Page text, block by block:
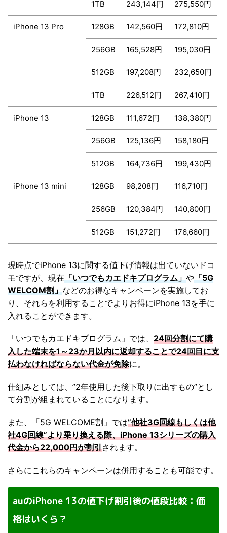
1TB 243,144円 275,550円
iPhone 13 Pro 128GB 142,560円 172,810円
256GB 165,528円 195,030円
512GB 197,208円 232,650円
1TB 226,512円 267,410円
iPhone 13 128GB 111,672円 138,380円
256GB 125,136円 158,180円
512GB 164,736円 199,430円
iPhone 13 mini 128GB 98,208円 116,710円
256GB 120,384円 140,800円
512GB 151,272円 176,660円
現時点でiPhone 13に関する値下げ情報は出ていないドコ
モですが、現在「いつでもカエドキプログラム」や「5G
WELCOM割」などのお得なキャンペーンを実施してお
り、それらを利用することでよりお得にiPhone 13を手に
入れることができます。
「いつでもカエドキプログラム」では、 24回分割にて購
入した端末を1～23か月以内に返却することで24回目に支
払わなければならない代金が免除に。
仕組みとしては、”2年使用した後下取りに出すもの”とし
て分割が組まれていることになります。
また、「5G WELCOME割」では”他社3G回線もしくは他
社4G回線”より乗り換える際、iPhone 13シリーズの購入
代金から22,000円が割引されます。
さらにこれらのキャンペーンは併用することも可能です。
auのiPhone 13の値下げ割引後の値段比較：価
格はいくら？